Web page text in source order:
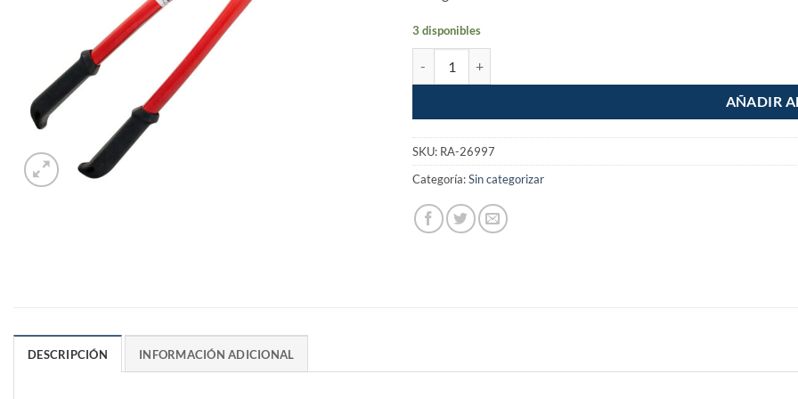
3 disponibles
AÑADIR
SKU: RA-26997
Categoría:Sin categorizar
DESCRIPCIÓN INFORMACIÓN ADICIONAL